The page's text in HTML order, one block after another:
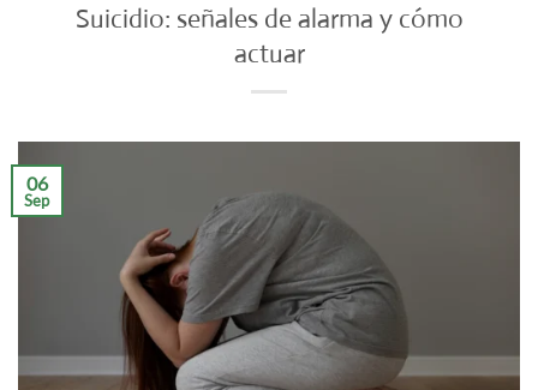
Suicidio: señales de alarma y cómo
actuar
06
Sep